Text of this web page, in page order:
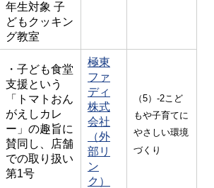
年生対象 子
どもクッキン
グ教室
・子ども食堂
支援という
「トマトおん
がえしカレ
ー」の趣旨に
賛同し、店舗
での取り扱い
第1号
極東
ファ
ディ
株式
会社
（外
部リ
ン
ク）
（5）-2こど
もや子育てに
やさしい環境
づくり